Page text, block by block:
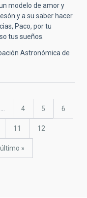
modelo de amor y
y a su saber hacer
Paco, por tu
tus sueños.
Astronómica de
… Página
4 Página
5 Página
6
Página
11 Página
12
última
último »